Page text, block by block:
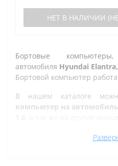
НЕТ В НАЛИЧИИ
Бортовые
автомобиля Hyundai
Бортовой компьютер
В нашем каталоге
компьютер на автомобиль
Все рано или поздно в